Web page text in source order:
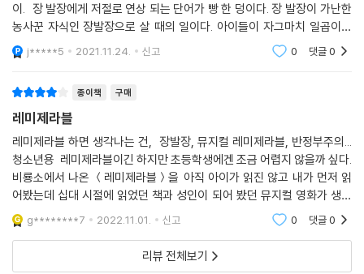
빅토르 위고는 그의 대표작인 『레 미제라블』을 쓰기 이전에 이미 인정받은
시인이자, 사회문제에 거침없이 뛰어드는 정치인이자 사상가였다. 1848
년 프랑스 2월 혁명을 전후로 많은 예술가들이 약자들을 위한 목소리를 작
폐지, 언론의 자유 등을 주장하였다. 위고는 그 후 예순의 나이에 고국이 아
닌 망명지에서 이 소설을 세상에 발표하게 된다. 그가 그간의 생을 통해 바
라보았던 프랑스 사회의 모습, 낮은 곳에서 힘겹게 살아가는 사람들에 대
한 통찰이 고스란히 담긴 셈이다.
나는 삶에서 밀려난 사람이오. 예전엔 살기 위해 빵 하나를 훔쳤소. 그런데
오늘은 살기 위해 이름 하나를 훔치고 싶진 않소. -509쪽
장 발장은 어린 조카들의 굶주림 때문에 빵 한 덩이를 훔친 죄로 엄청난 시
간을 고통 받아야 했다. 세상이 그를 절망과 비참함에 빠트렸지만 미리엘
이. 장 발장에게 저절로 연상 되는 단어가 빵 한 덩이다. 장 발장이 가난한
농사꾼 자식인 장발장으로 살 때의 일이다. 아이들이 자그마치 일곱이나
딸린 누나와 함께 살 때, 1795년 어느 일요일 밤, 성당 광장에 자리잡은
j*****5 2021.11.24. 신고 0 댓글0
종이책 구매
레미제라블
레미제라블 하면 생각나는 건, 장발장, 뮤지컬 레미제라블, 반정부주의...
청소년용 레미제라블이긴 하지만 초등학생에겐 조금 어렵지 않을까 싶다.
비룡소에서 나온 ＜레미제라블＞을 아직 아이가 읽진 않고 내가 먼저 읽
어봤는데 십대 시절에 읽었던 책과 성인이 되어 봤던 뮤지컬 영화가 생각
나면서 그 감동이 더욱 커졌다. 코제트, 팡틴, 에포닌, 자베르, 마리우스...
인물 하
g********7 2022.11.01. 신고 0 댓글0
리뷰 전체보기